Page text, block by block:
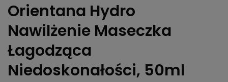
Orientana Hydro
Nawilżenie Maseczka
Łagodząca
Niedoskonałości, 50ml